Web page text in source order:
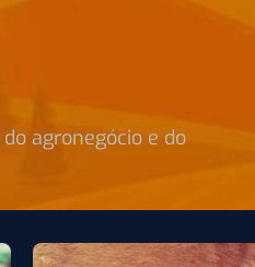
agronegócio e do